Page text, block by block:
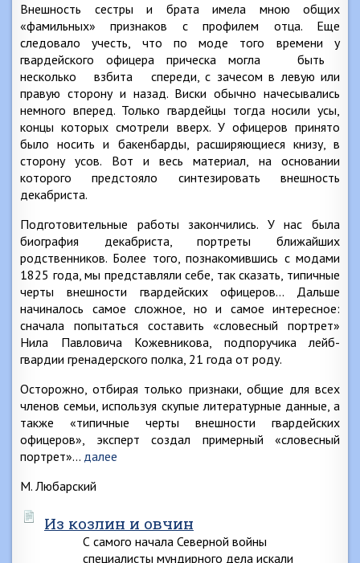
Внешность сестры и брата имела мною общих
«фамильных» признаков с профилем отца. Еще
следовало учесть, что по моде того времени у
гвардейского офицера прическа могла быть
несколько взбита спереди, с зачесом в левую или
правую сторону и назад. Виски обычно начесывались
немного вперед. Только гвардейцы тогда носили усы,
концы которых смотрели вверх. У офицеров принято
было носить и бакенбарды, расширяющиеся книзу, в
сторону усов. Вот и весь материал, на основании
которого предстояло синтезировать внешность
декабриста.
Подготовительные работы закончились. У нас была
биография декабриста, портреты ближайших
родственников. Более того, познакомившись с модами
1825 года, мы представляли себе, так сказать, типичные
черты внешности гвардейских офицеров… Дальше
начиналось самое сложное, но и самое интересное:
сначала попытаться составить «словесный портрет»
Нила Павловича Кожевникова, подпоручика лейб-
гвардии гренадерского полка, 21 года от роду.
Осторожно, отбирая только признаки, общие для всех
членов семьи, используя скупые литературные данные, а
также «типичные черты внешности гвардейских
офицеров», эксперт создал примерный «словесный
портрет»… далее
М. Любарский
Из козлин и овчин
С самого начала Северной войны
специалисты мундирного дела искали